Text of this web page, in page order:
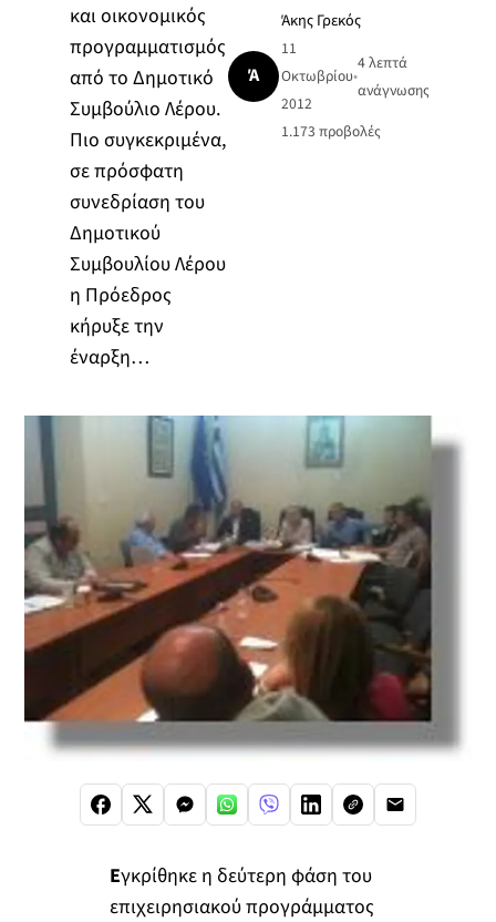
και οικονομικός
προγραμματισμός
από το Δημοτικό
Συμβούλιο Λέρου.
Πιο συγκεκριμένα,
σε πρόσφατη
συνεδρίαση του
Δημοτικού
Συμβουλίου Λέρου
η Πρόεδρος
κήρυξε την
έναρξη…
Ά
Άκης Γρεκός
11
Οκτωβρίου
2012
•
4 λεπτά
ανάγνωσης
1.173 προβολές
Εγκρίθηκε η δεύτερη φάση του
επιχειρησιακού προγράμματος